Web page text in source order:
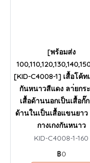
[พร้อมส่ง
[KID-C4008-1] เสื้อโค้
กันหนาวสีแดง ลา่ยกร
เสื้อด้านนอกเป็นเสื้อกั๊
ด้านในเป็นเสื้อแขนยาว
กางเกงกันหนาว
KID-C4008-1-160
฿0